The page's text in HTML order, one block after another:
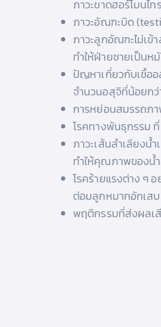
ภาวะขาดฮอร์โมน
ภาวะอัณฑะบิด
ภาวะลูกอัณฑะไม่เ
ทำให้ฝ่ายชายเป็นห
ปัญหาเกี่ยวกับเชื้ออ
จำนวนอสุจิที่น้อยก
การหย่อนสมรรถภ
โรคทางพันธุกรรม
ภาวะเส้นลำเลียงน้
ทำให้คุณภาพของน้
โรคร้ายแรงต่าง ๆ
ต่อมลูกหมากอักเส
พฤติกรรมที่ส่งผลเ